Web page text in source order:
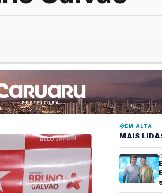
EM ALTA
MAIS